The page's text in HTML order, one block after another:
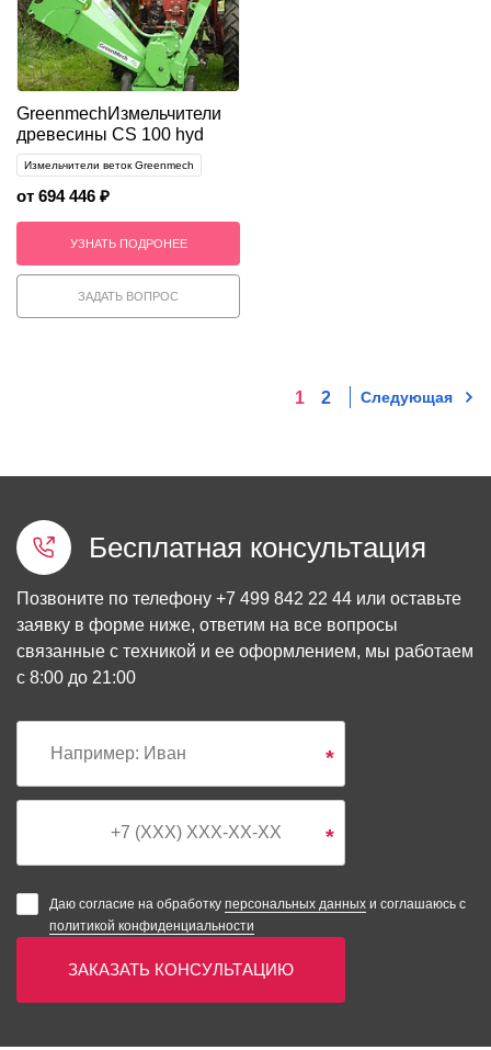
GreenmechИзмельчители
древесины CS 100 hyd
Измельчители веток Greenmech
от 694 446 ₽
УЗНАТЬ ПОДРОНЕЕ
ЗАДАТЬ ВОПРОС
1 2 Следующая
Бесплатная консультация
Позвоните по телефону +7 499 842 22 44 или оставьте
заявку в форме ниже, ответим на все вопросы
связанные с техникой и ее оформлением, мы работаем
с 8:00 до 21:00
*
*
Даю согласие на обработку персональных данных и соглашаюсь с
политикой конфиденциальности
ЗАКАЗАТЬ КОНСУЛЬТАЦИЮ